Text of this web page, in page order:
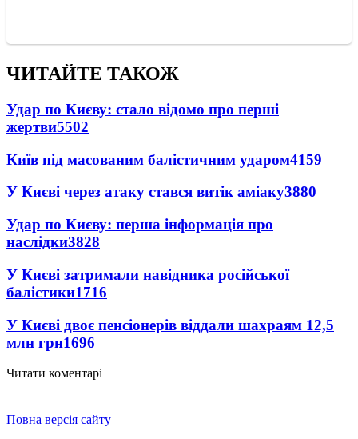
ЧИТАЙТЕ ТАКОЖ
Удар по Києву: стало відомо про перші
жертви5502
Київ під масованим балістичним ударом4159
У Києві через атаку стався витік аміаку3880
Удар по Києву: перша інформація про
наслідки3828
У Києві затримали навідника російської
балістики1716
У Києві двоє пенсіонерів віддали шахраям 12,5
млн грн1696
Читати коментарі
Повна версія сайту